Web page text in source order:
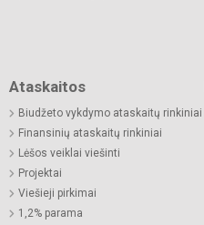
Ataskaitos
Biudžeto vykdymo ataskaitų rinkiniai
Finansinių ataskaitų rinkiniai
Lėšos veiklai viešinti
Projektai
Viešieji pirkimai
1,2% parama